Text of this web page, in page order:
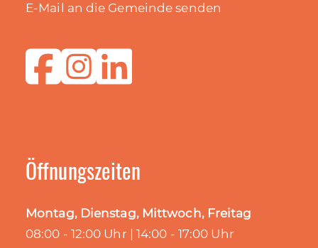
E-Mail an die Gemeinde senden
Öffnungszeiten
Montag, Dienstag, Mittwoch, Freitag
08:00 - 12:00 Uhr | 14:00 - 17:00 Uhr